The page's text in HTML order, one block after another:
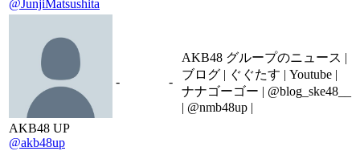
@JunjiMatsushita
AKB48 UP
@akb48up
- -
AKB48 グループのニュース |
ブログ | ぐぐたす | Youtube |
ナナゴーゴー | @blog_ske48__
| @nmb48up |